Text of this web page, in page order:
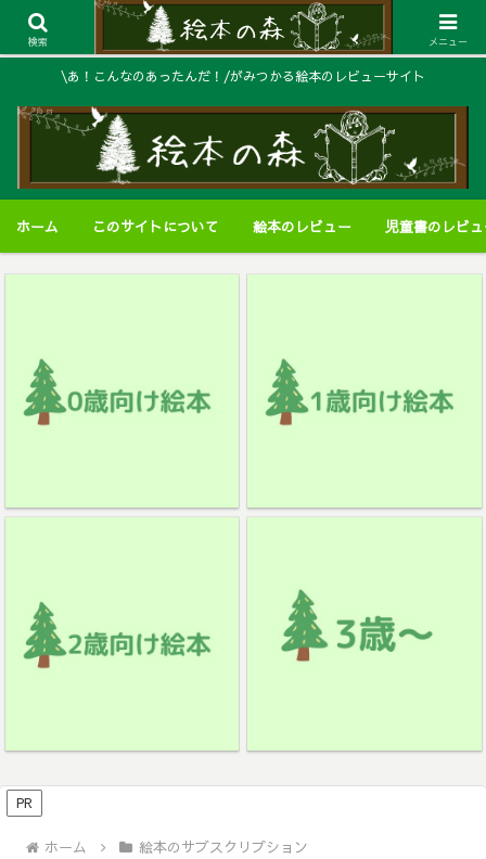
\あ！こんなのあったんだ！/がみつかる絵本のレビューサイト
ホーム このサイトについて 絵本のレビュー 児童書のレビ
PR
ホーム 絵本のサブスクリプション
検索 メニュー